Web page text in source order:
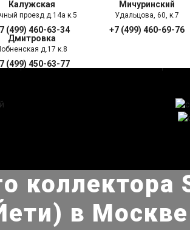
Калужская
проезд д.14а к.5
(499) 460-63-34
Мичуринский
Удальцова, 60, к.7
+7 (499) 460-69-76
Дмитровка
д.17 к.8
(499) 450-63-77ПРАЙС ЛИСТ
коллектора
в Москве